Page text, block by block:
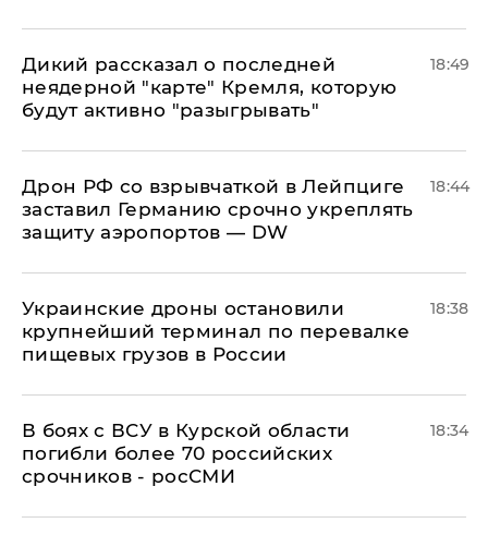
Дикий рассказал о последней
неядерной "карте" Кремля, которую
будут активно "разыгрывать"
18:49
​Дрон РФ со взрывчаткой в Лейпциге
заставил Германию срочно укреплять
защиту аэропортов — DW
18:44
Украинские дроны остановили
крупнейший терминал по перевалке
пищевых грузов в России
18:38
В боях с ВСУ в Курской области
погибли более 70 российских
срочников - росСМИ
18:34